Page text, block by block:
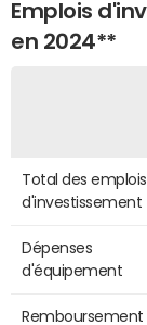
Emplois
en 2024**
Total des emplois
d'investissement
Dépenses
d'équipement
Remboursement